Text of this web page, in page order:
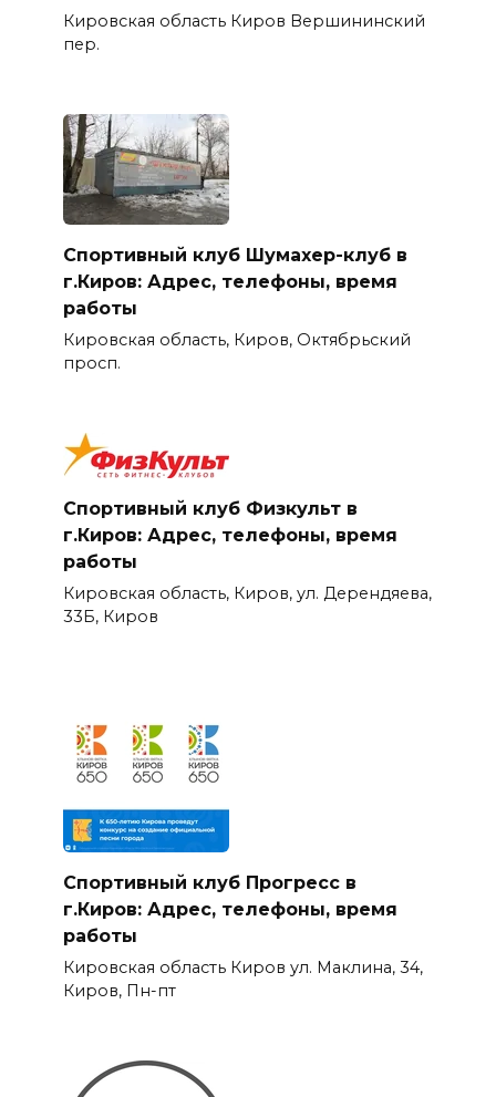
Кировская область Киров Вершининский
пер.
Спортивный клуб Шумахер-клуб в
г.Киров: Адрес, телефоны, время
работы
Кировская область, Киров, Октябрьский
просп.
Спортивный клуб Физкульт в
г.Киров: Адрес, телефоны, время
работы
Кировская область, Киров, ул. Дерендяева,
33Б, Киров
Спортивный клуб Прогресс в
г.Киров: Адрес, телефоны, время
работы
Кировская область Киров ул. Маклина, 34,
Киров, Пн-пт